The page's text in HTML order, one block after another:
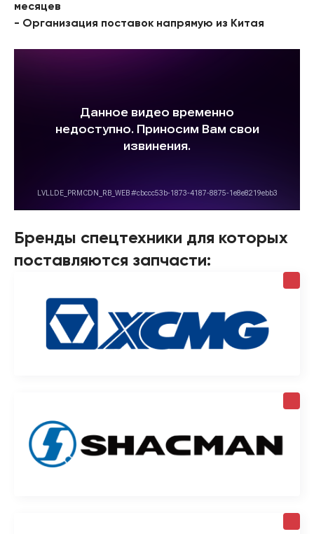
месяцев
- Организация поставок напрямую из Китая
Бренды спецтехники для которых
поставляются запчасти: